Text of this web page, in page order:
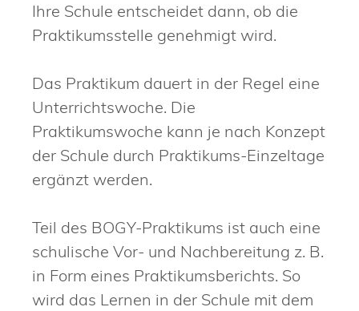
Ihre Schule entscheidet dann, ob die
Praktikumsstelle genehmigt wird.
Das Praktikum dauert in der Regel eine
Unterrichtswoche. Die
Praktikumswoche kann je nach Konzept
der Schule durch Praktikums-Einzeltage
ergänzt werden.
Teil des BOGY-Praktikums ist auch eine
schulische Vor- und Nachbereitung z. B.
in Form eines Praktikumsberichts. So
wird das Lernen in der Schule mit dem